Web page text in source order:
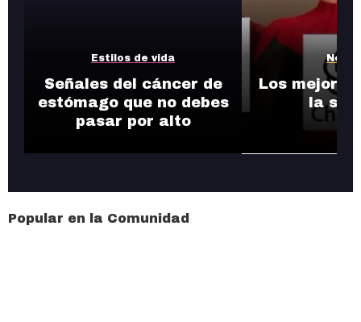
Estilos de vida
Señales del cáncer de
estómago que no debes
pasar por alto
Los mejores
la
Popular en la Comunidad